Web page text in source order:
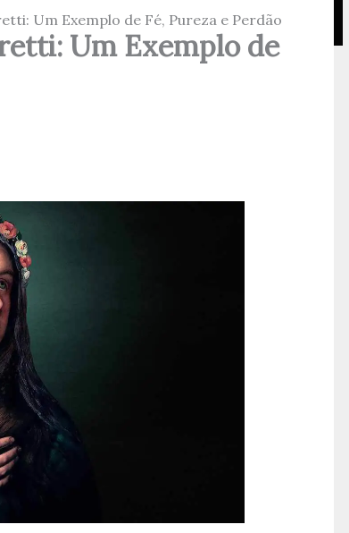
Um Exemplo de Fé, Pureza e Perdão
Um Exemplo de